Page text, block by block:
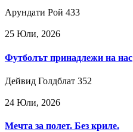
Арундати Рой 433
25 Юли, 2026
Футболът принадлежи на нас
Дейвид Голдблат 352
24 Юли, 2026
Мечта за полет. Без криле.